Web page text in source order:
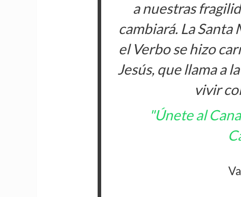
a nuestras
cambiará. La
el Verbo se hizo
Jesús, que llama a
vivir
"Únete al